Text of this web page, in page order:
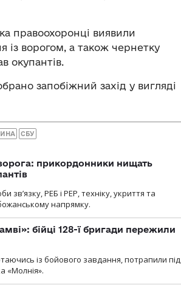
правоохоронці виявили
із ворогом, а також чернетку
окупантів.
запобіжний захід у вигляді
СБУ
прикордонники нищать
зв’язку, РЕБ і РЕР, техніку, укриття та
напрямку.
бійці 128-ї бригади пережили
із бойового завдання, потрапили під
«Молнія».